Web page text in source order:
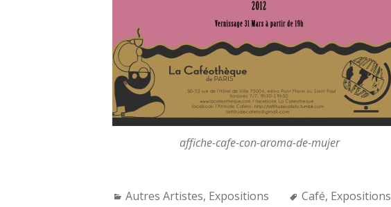
affiche-cafe-con-aroma-de-mujer
Categories:
Autres Artistes, Expositions Tags:
Café, Expositions